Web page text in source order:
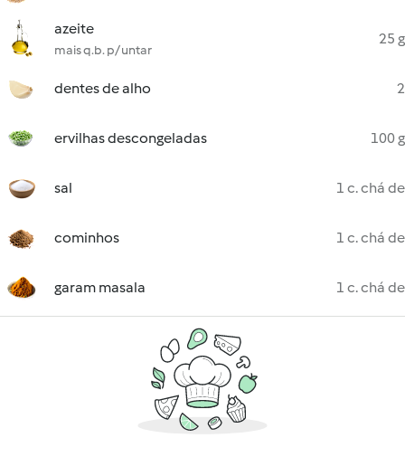
azeite
mais q.b. p/ untar
25 g
dentes de alho 2
ervilhas descongeladas 100 g
sal 1 c. chá de
cominhos 1 c. chá de
garam masala 1 c. chá de